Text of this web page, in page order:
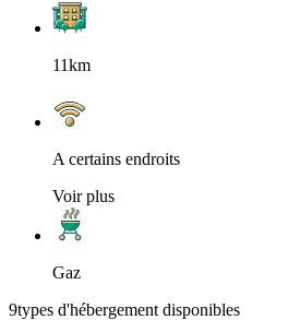
11km
A certains endroits
Voir plus
Gaz
9types d'hébergement disponibles